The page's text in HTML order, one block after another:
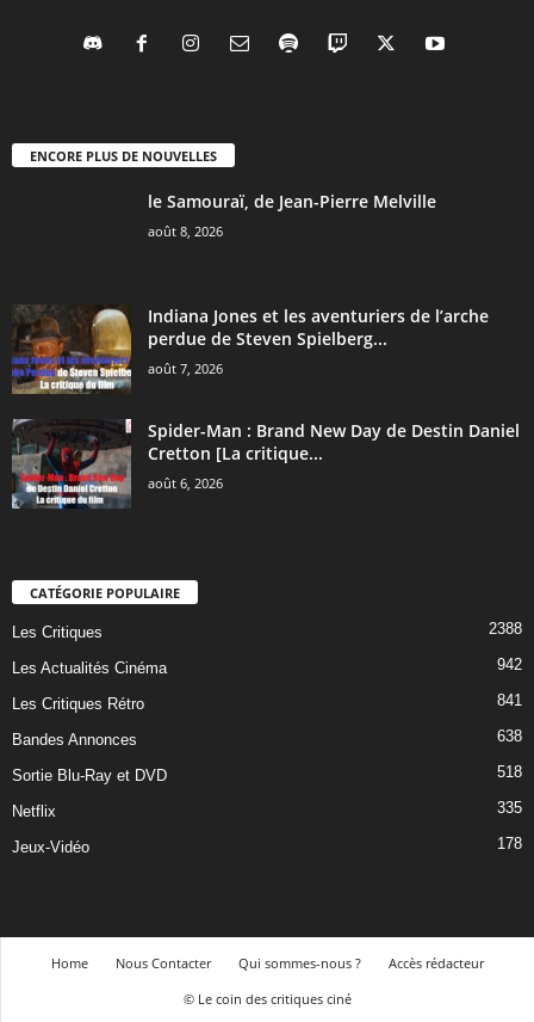
ENCORE PLUS DE NOUVELLES
le Samouraï, de Jean-Pierre Melville
août 8, 2026
Indiana Jones et les aventuriers de l’arche
perdue de Steven Spielberg...
août 7, 2026
Spider-Man : Brand New Day de Destin Daniel
Cretton [La critique...
août 6, 2026
CATÉGORIE POPULAIRE
Les Critiques 2388
Les Actualités Cinéma 942
Les Critiques Rétro 841
Bandes Annonces 638
Sortie Blu-Ray et DVD 518
Netflix 335
Jeux-Vidéo 178
Home Nous Contacter Qui sommes-nous ?
Accès rédacteur
© Le coin des critiques ciné